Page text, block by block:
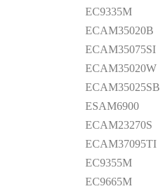
EC9335M
ECAM35020B
ECAM35075SI
ECAM35020W
ECAM35025SB
ESAM6900
ECAM23270S
ECAM37095TI
EC9355M
EC9665M